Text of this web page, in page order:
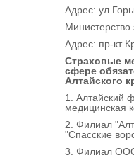
Адрес:
Министерство
Адрес: пр-кт
Страховые
сфере
Алтайского
1. Алтайский
медицинская
2. Филиал
"Спасские
3. Филиал